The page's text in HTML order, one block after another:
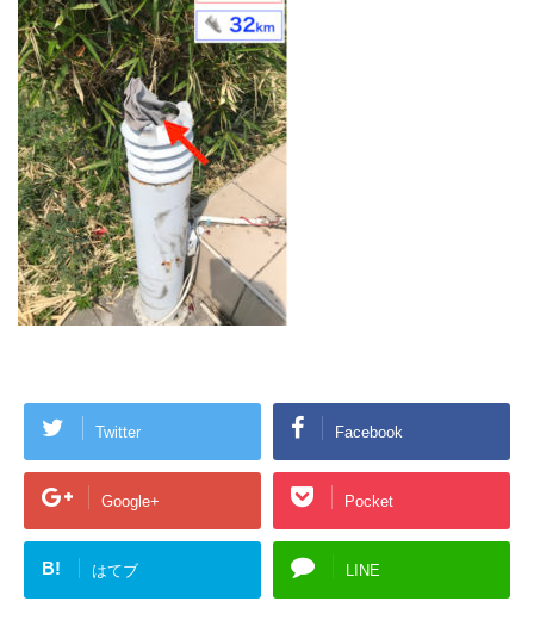
Twitter Facebook
Google+ Pocket
B! はてブ LINE